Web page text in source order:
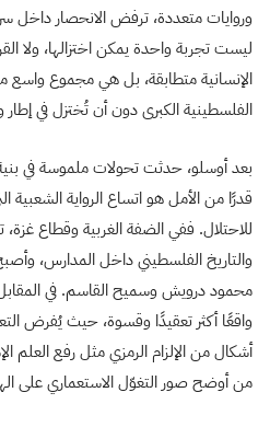
وروايات متعددة، ترفض الانحصار داخل
ليست تجربة واحدة يمكن اختزالها، ولا
الإنسانية متطابقة، بل هي مجموع واسع
الفلسطينية الكبرى دون أن تُختزل في إطار
بعد أوسلو، حدثت تحولات ملموسة في بنية
قدرًا من الأمل هو اتساع الرواية الشعبية
للاحتلال. ففي الضفة الغربية وقطاع
والتاريخ الفلسطيني داخل المدارس،
محمود درويش وسميح القاسم. في
واقعًا أكثر تعقيدًا وقسوة، حيث يُفرض
أشكال من الإلزام الرمزي مثل رفع العلم
من أوضح صور التغوّل الاستعماري على